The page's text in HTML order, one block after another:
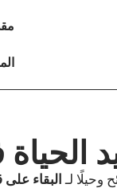
وحيلًا لـ البقاء